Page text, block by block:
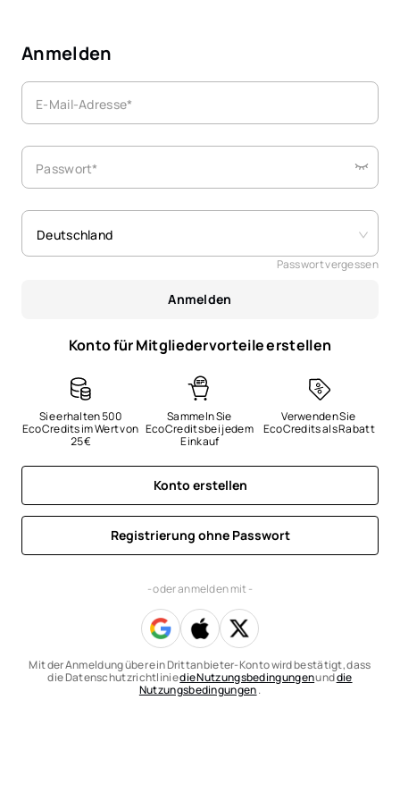
Anmelden
E-Mail-Adresse*
Passwort*
Deutschland
Passwort vergessen
Anmelden
Konto für Mitgliedervorteile erstellen
Sie erhalten 500
EcoCredits im Wert von
25 €
Sammeln Sie
EcoCredits bei jedem
Einkauf
Verwenden Sie
EcoCredits als Rabatt
Konto erstellen
Registrierung ohne Passwort
- oder anmelden mit -
Mit der Anmeldung über ein Drittanbieter-Konto wird bestätigt, dass
die Datenschutzrichtliniedie Nutzungsbedingungenunddie
Nutzungsbedingungen.